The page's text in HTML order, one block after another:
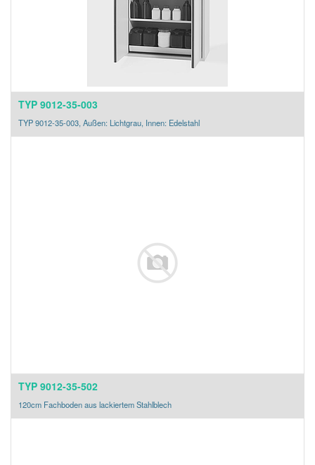
TYP 9012-35-003
TYP 9012-35-003, Außen: Lichtgrau, Innen: Edelstahl
TYP 9012-35-502
120cm Fachboden aus lackiertem Stahlblech